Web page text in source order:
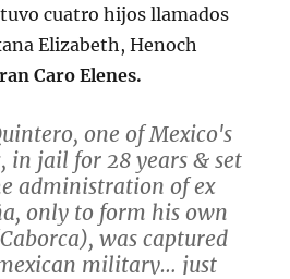
cuatro hijos llamados
Elizabeth, Henoch
Caro Elenes.
one of Mexico's
in jail for 28 years & set
administration of ex
only to form his own
was captured
military… just